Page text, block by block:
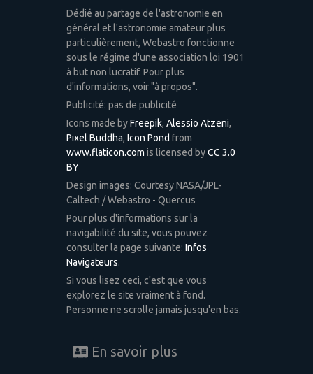
Dédié au partage de l'astronomie en
général et l'astronomie amateur plus
particulièrement, Webastro fonctionne
sous le régime d'une association loi 1901
à but non lucratif. Pour plus
d'informations, voir "à propos".
Publicité: pas de publicité
Icons made byFreepik, Alessio Atzeni,
Pixel Buddha, Icon Pond from
www.flaticon.com is licensed byCC 3.0
BY
Design images: Courtesy NASA/JPL-
Caltech / Webastro - Quercus
Pour plus d'informations sur la
navigabilité du site, vous pouvez
consulter la page suivante: Infos
Navigateurs.
Si vous lisez ceci, c'est que vous
explorez le site vraiment à fond.
Personne ne scrolle jamais jusqu'en bas.
En savoir plus